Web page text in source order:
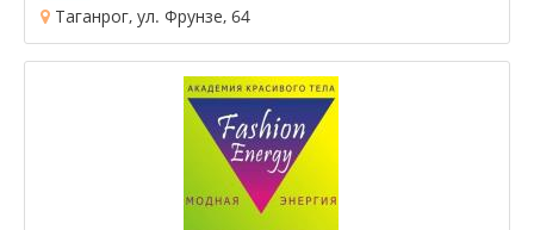
Таганрог, ул. Фрунзе, 64